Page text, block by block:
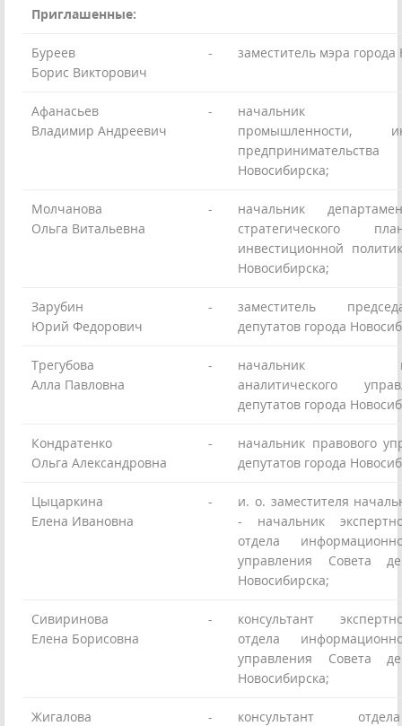
Приглашенные:
Буреев
Борис Викторович
- заместитель мэра города
Афанасьев
Владимир Андреевич
-
начальник
промышленности,
Новосибирска;
Молчанова
Ольга Витальевна
-
начальник
стратегического
инвестиционной
Новосибирска;
Зарубин
Юрий Федорович
-
заместитель
депутатов города
Трегубова
Алла Павловна
-
начальник
аналитического
депутатов города
Кондратенко
Ольга Александровна
-
начальник правового
депутатов города
Цыцаркина
Елена Ивановна
-
и. о. заместителя
- начальник
отдела
управления Совета
Новосибирска;
Сивиринова
Елена Борисовна
-
консультант
отдела
управления Совета
Новосибирска;
Жигалова
-
консультант